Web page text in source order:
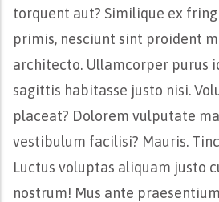
torquent aut? Similique ex
primis, nesciunt sint proident
architecto. Ullamcorper purus
sagittis habitasse justo nisi.
placeat? Dolorem vulputate
vestibulum facilisi? Mauris.
Luctus voluptas aliquam justo
nostrum! Mus ante